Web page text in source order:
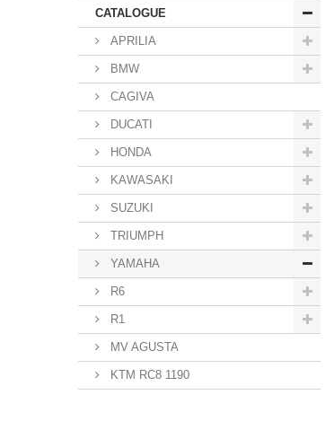
CATALOGUE
APRILIA
BMW
CAGIVA
DUCATI
HONDA
KAWASAKI
SUZUKI
TRIUMPH
YAMAHA
R6
R1
MV AGUSTA
KTM RC8 1190